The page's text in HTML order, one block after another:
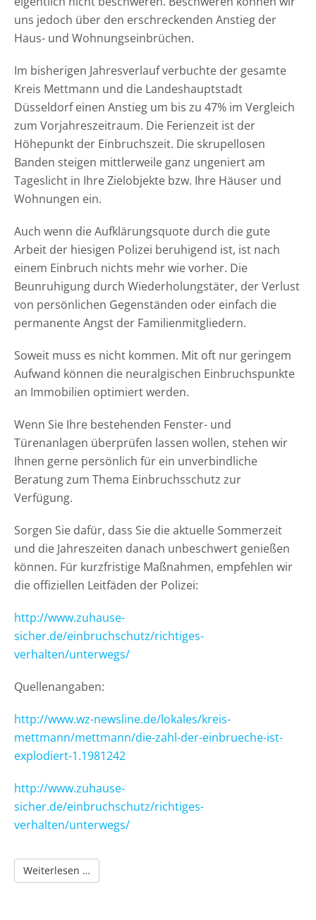
uns jedoch über den erschreckenden Anstieg der
Haus- und Wohnungseinbrüchen.
Im bisherigen Jahresverlauf verbuchte der gesamte
Kreis Mettmann und die Landeshauptstadt
Düsseldorf einen Anstieg um bis zu 47% im Vergleich
zum Vorjahreszeitraum. Die Ferienzeit ist der
Höhepunkt der Einbruchszeit. Die skrupellosen
Banden steigen mittlerweile ganz ungeniert am
Tageslicht in Ihre Zielobjekte bzw. Ihre Häuser und
Wohnungen ein.
Auch wenn die Aufklärungsquote durch die gute
Arbeit der hiesigen Polizei beruhigend ist, ist nach
einem Einbruch nichts mehr wie vorher. Die
Beunruhigung durch Wiederholungstäter, der Verlust
von persönlichen Gegenständen oder einfach die
permanente Angst der Familienmitgliedern.
Soweit muss es nicht kommen. Mit oft nur geringem
Aufwand können die neuralgischen Einbruchspunkte
an Immobilien optimiert werden.
Wenn Sie Ihre bestehenden Fenster- und
Türenanlagen überprüfen lassen wollen, stehen wir
Ihnen gerne persönlich für ein unverbindliche
Beratung zum Thema Einbruchsschutz zur
Verfügung.
Sorgen Sie dafür, dass Sie die aktuelle Sommerzeit
und die Jahreszeiten danach unbeschwert genießen
können. Für kurzfristige Maßnahmen, empfehlen wir
die offiziellen Leitfäden der Polizei:
http://www.zuhause-
sicher.de/einbruchschutz/richtiges-
verhalten/unterwegs/
Quellenangaben:
http://www.wz-newsline.de/lokales/kreis-
mettmann/mettmann/die-zahl-der-einbrueche-ist-
explodiert-1.1981242
http://www.zuhause-
sicher.de/einbruchschutz/richtiges-
verhalten/unterwegs/
Weiterlesen …